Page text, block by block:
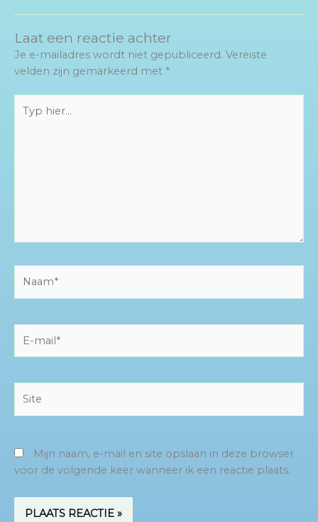
Laat een reactie achter
Je e-mailadres wordt niet gepubliceerd. Vereiste
velden zijn gemarkeerd met *
hier...
mail*
Mijn naam, e-mail en site opslaan in deze browser
voor de volgende keer wanneer ik een reactie plaats.